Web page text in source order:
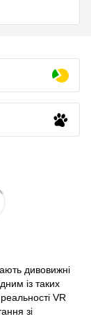
дивовижні
із таких
VR
зі